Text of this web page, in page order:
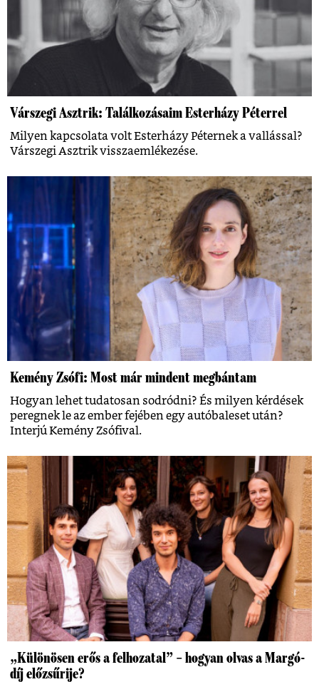
Várszegi Asztrik: Találkozásaim Esterházy Péterrel
Milyen kapcsolata volt Esterházy Péternek a vallással?
Várszegi Asztrik visszaemlékezése.
Kemény Zsófi: Most már mindent megbántam
Hogyan lehet tudatosan sodródni? És milyen kérdések
peregnek le az ember fejében egy autóbaleset után?
Interjú Kemény Zsófival.
„Különösen erős a felhozatal” – hogyan olvas a Margó-
díj előzsűrije?